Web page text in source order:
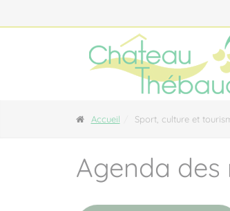
Accueil Sport, culture et
Agenda